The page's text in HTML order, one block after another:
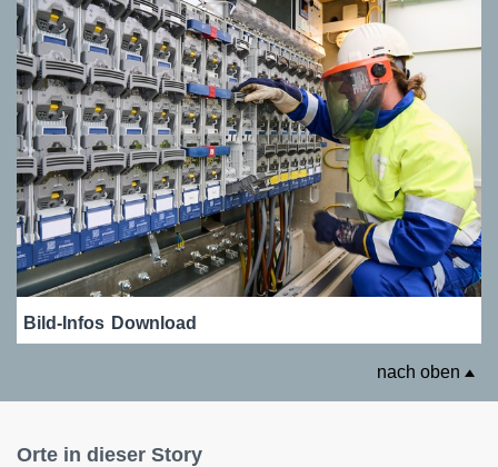
Bild-Infos Download
nach oben
Orte in dieser Story